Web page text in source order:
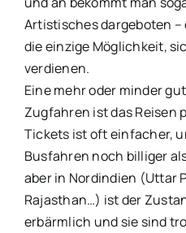
Artistisches dargeboten
die einzige Möglichkeit,
verdienen.
Eine mehr oder minder
Zugfahren ist das Reisen
Tickets ist oft einfacher,
Busfahren noch billiger
aber in Nordindien (Uttar
Rajasthan…) ist der
erbärmlich und sie sind